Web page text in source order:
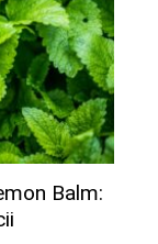
Balm: